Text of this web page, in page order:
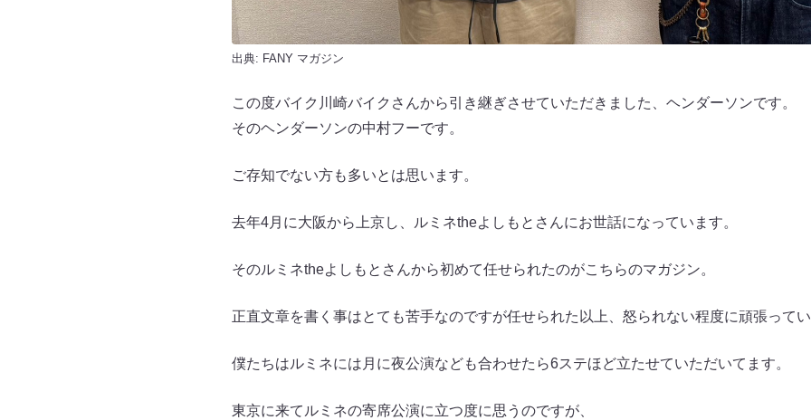
出典: FANY マガジン
この度バイク川崎バイクさんから引き継ぎさせていただきました、ヘンダーソンです。
そのヘンダーソンの中村フーです。
ご存知でない方も多いとは思います。
去年4月に大阪から上京し、ルミネtheよしもとさんにお世話になっています。
そのルミネtheよしもとさんから初めて任せられたのがこちらのマガジン。
正直文章を書く事はとても苦手なのですが任せられた以上、怒られない程度に頑張って
僕たちはルミネには月に夜公演なども合わせたら6ステほど立たせていただいてます。
東京に来てルミネの寄席公演に立つ度に思うのですが、